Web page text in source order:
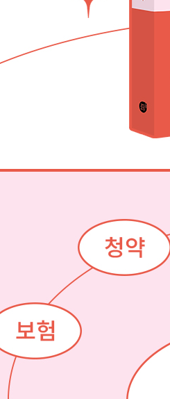
잘못된 선택으로 놓칠 수 있는 기회
몸값 올리는 게 더 빠르다
지 말고 시스템을 만들어라